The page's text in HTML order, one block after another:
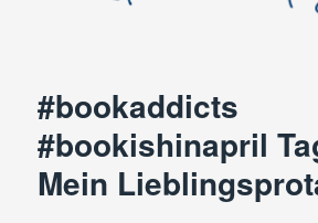
#bookaddicts
#bookishinapril
Mein